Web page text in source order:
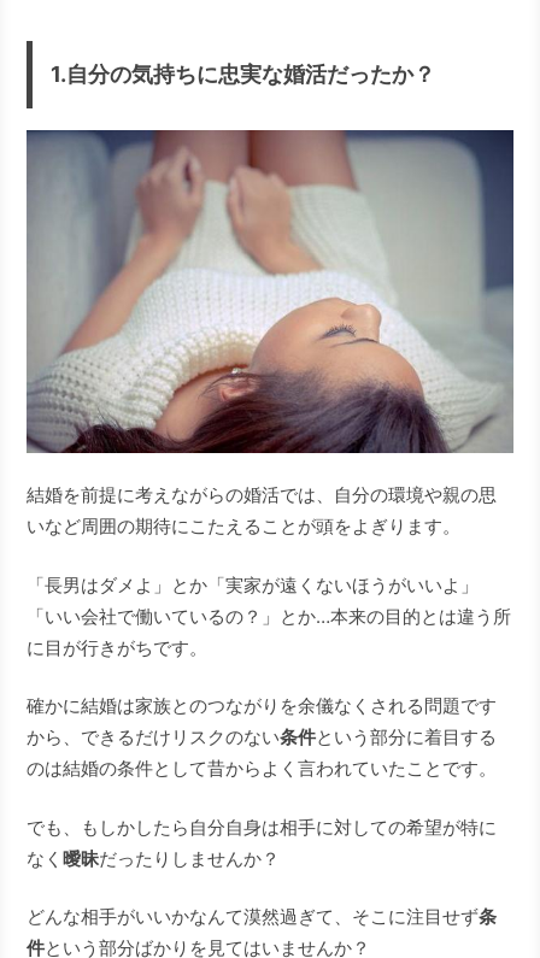
1.自分の気持ちに忠実な婚活だったか？
結婚を前提に考えながらの婚活では、自分の環境や親の思
いなど周囲の期待にこたえることが頭をよぎります。
「長男はダメよ」とか「実家が遠くないほうがいいよ」
「いい会社で働いているの？」とか…本来の目的とは違う所
に目が行きがちです。
確かに結婚は家族とのつながりを余儀なくされる問題です
から、できるだけリスクのない条件という部分に着目する
のは結婚の条件として昔からよく言われていたことです。
でも、もしかしたら自分自身は相手に対しての希望が特に
なく曖昧だったりしませんか？
どんな相手がいいかなんて漠然過ぎて、そこに注目せず条
件という部分ばかりを見てはいませんか？